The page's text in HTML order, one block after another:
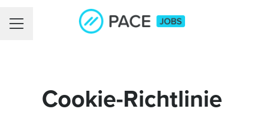
Karrieremenü
Cookie-Richtlinie